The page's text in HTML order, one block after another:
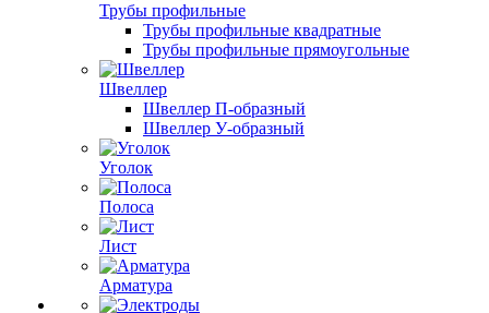
Трубы профильные
Трубы профильные квадратные
Трубы профильные прямоугольные
Швеллер
Швеллер П-образный
Швеллер У-образный
Уголок
Полоса
Лист
Арматура